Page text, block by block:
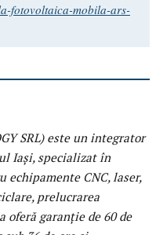
fotovoltaica-mobila-ars-
SRL) este un integrator
Iași, specializat în
CNC, laser,
prelucrarea
garanție de 60 de